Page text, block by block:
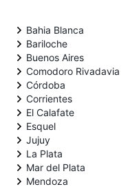
Bahia Blanca
Bariloche
Buenos Aires
Comodoro Rivadavia
Córdoba
Corrientes
El Calafate
Esquel
Jujuy
La Plata
Mar del Plata
Mendoza